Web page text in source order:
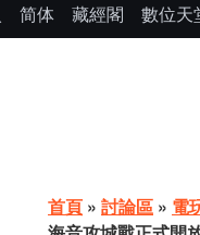
简体 藏經閣
數位天
首頁 » 討論區 » 電